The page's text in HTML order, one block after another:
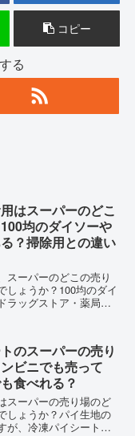
コピー
る
はスーパーのどこ
均のダイソーや
？掃除用との違い
スーパーのどこの売り
しょうか？100均のダイ
ラッグストア・薬局で
のスーパーの売り
ビニでも売って
食べれる？
スーパーの売り場のど
しょうか？パイ生地の
が、冷凍パイシートは